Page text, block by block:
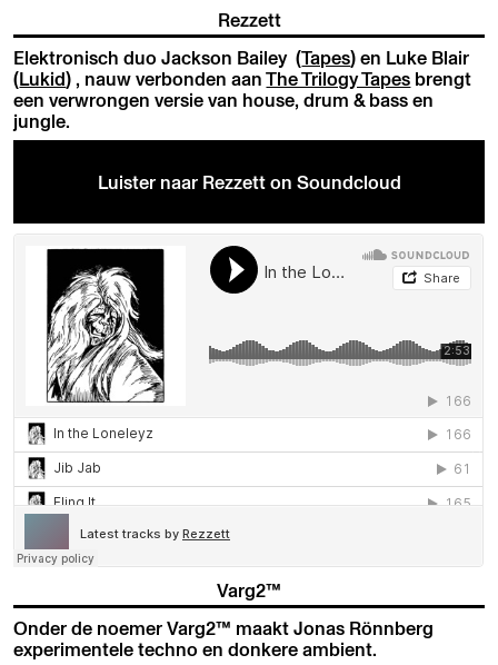
Rezzett
Elektronisch duo Jackson Bailey (Tapes) en Luke Blair
(Lukid) , nauw verbonden aanThe Trilogy Tapes brengt
een verwrongen versie van house, drum & bass en
jungle.
Luister naar Rezzett on Soundcloud
Varg2™
Onder de noemer Varg2™ maakt Jonas Rönnberg
experimentele techno en donkere ambient.